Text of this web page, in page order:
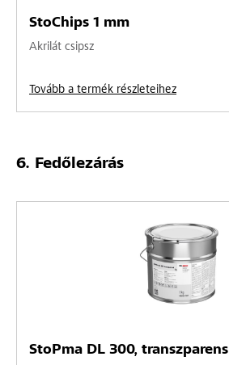
StoChips 1 mm
Akrilát csipsz
Tovább a termék részleteihez
Fedőlezárás
StoPma DL 300, transzparens